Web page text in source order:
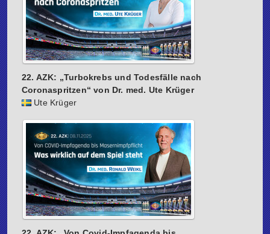
22. AZK: „Turbokrebs und Todesfälle nach
Coronaspritzen“ von Dr. med. Ute Krüger
Ute Krüger